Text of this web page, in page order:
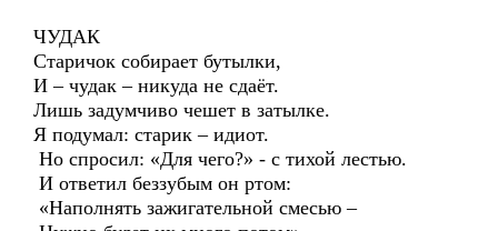
ЧУДАК
Старичок собирает бутылки,
И – чудак – никуда не сдаёт.
Лишь задумчиво чешет в затылке.
Я подумал: старик – идиот.
Но спросил: «Для чего?» - с тихой лестью.
И ответил беззубым он ртом:
«Наполнять зажигательной смесью –